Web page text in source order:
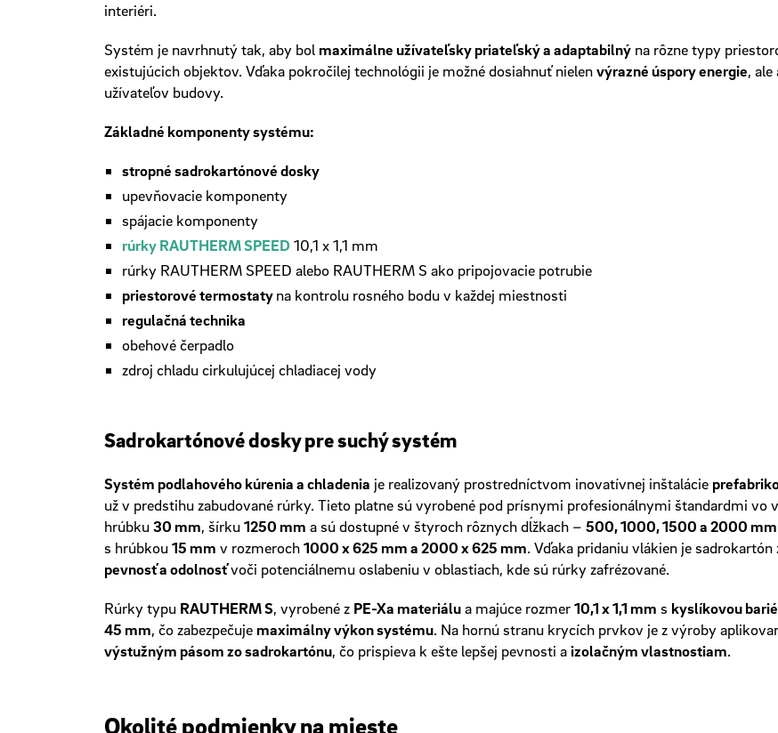
interiéri.
Systém je navrhnutý tak, aby bol maximálne užívateľsky priateľský a adaptabilnýna rôzne typy
existujúcich objektov. Vďaka pokročilej technológii je možné dosiahnuť nielenvýrazné úspory energie,
užívateľov budovy.
Základné komponenty systému:
stropné sadrokartónové dosky
upevňovacie komponenty
spájacie komponenty
rúrky RAUTHERM SPEED 10,1 x 1,1 mm
rúrky RAUTHERM SPEED alebo RAUTHERM S ako pripojovacie potrubie
priestorové termostatyna kontrolu rosného bodu v každej miestnosti
regulačná technika
obehové čerpadlo
zdroj chladu cirkulujúcej chladiacej vody
Sadrokartónové dosky pre suchý systém
Systém podlahového kúrenia a chladenia je realizovaný prostredníctvom inovatívnej inštalácie
už v predstihu zabudované rúrky. Tieto platne sú vyrobené pod prísnymi profesionálnymi štandardmi
hrúbku30 mm, šírku1250 mm a sú dostupné v štyroch rôznych dĺžkach – 500, 1000, 1500 a 2000 mm
s hrúbkou15 mm v rozmeroch1000 x 625 mm a 2000 x 625 mm. Vďaka pridaniu vlákien je
pevnosť a odolnosťvoči potenciálnemu oslabeniu v oblastiach, kde sú rúrky zafrézované.
Rúrky typu RAUTHERM S, vyrobené z PE-Xa materiálua majúce rozmer10,1 x 1,1 mm s kyslíkovou
45 mm, čo zabezpečuje maximálny výkon systému. Na hornú stranu krycích prvkov je z výroby
výstužným pásom zo sadrokartónu, čo prispieva k ešte lepšej pevnosti aizolačným vlastnostiam.
Okolité podmienky na mieste